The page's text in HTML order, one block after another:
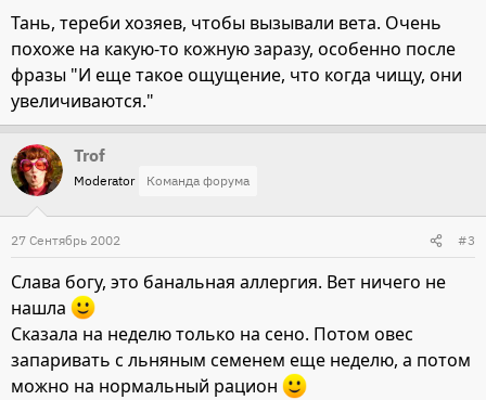
Тань, тереби хозяев, чтобы вызывали вета. Очень
похоже на какую-то кожную заразу, особенно после
фразы "И еще такое ощущение, что когда чищу, они
увеличиваются."
Trof
Moderator Команда форума
27 Сентябрь 2002 #3
Слава богу, это банальная аллергия. Вет ничего не
нашла
Сказала на неделю только на сено. Потом овес
запаривать с льняным семенем еще неделю, а потом
можно на нормальный рацион